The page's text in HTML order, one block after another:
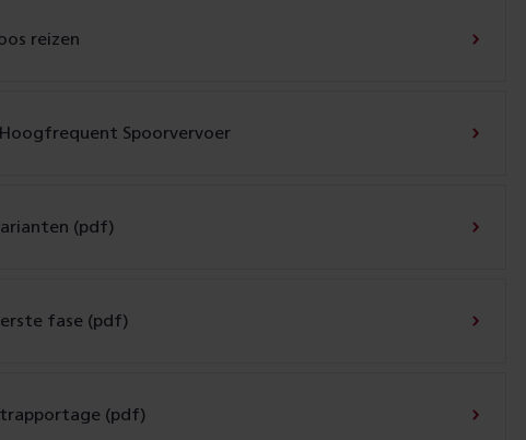
reizen
Spoorvervoer
(pdf)
fase (pdf)
(pdf)